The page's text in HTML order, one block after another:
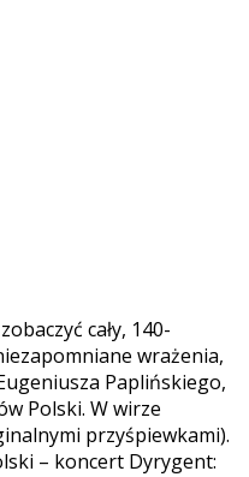
cały, 140-
wrażenia,
Paplińskiego,
Polski. W wirze
przyśpiewkami).
– koncert Dyrygent: